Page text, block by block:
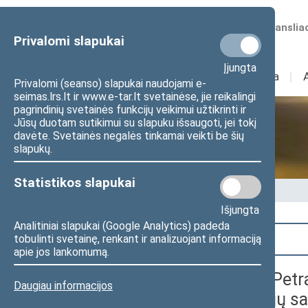
Privalomi slapukai
Įjungta
Privalomi (seanso) slapukai naudojami e-
seimas.lrs.lt ir www.e-tar.lt svetainėse, jie reikalingi
pagrindinių svetainės funkcijų veikimui užtikrinti ir
Jūsų duotam sutikimui su slapuku išsaugoti, jei tokį
davėte. Svetainės negalės tinkamai veikti be šių
slapukų.
Statistikos slapukai
Išjungta
Analitiniai slapukai (Google Analytics) padeda
tobulinti svetainę, renkant ir analizuojant informaciją
apie jos lankomumą.
Daugiau informacijos
Numatomos
Sudėtis Veikla I
Seime vyksta
Pradžia>Seime vyksta
Paieška
Seimo narės Modestos
skirta paminėti Neįgaliųjų